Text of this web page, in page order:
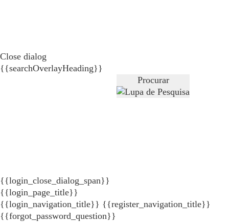
Close dialog
{{searchOverlayHeading}}
Procurar
{{login_close_dialog_span}}
{{login_page_title}}
{{login_navigation_title}} {{register_navigation_title}}
{{forgot_password_question}}